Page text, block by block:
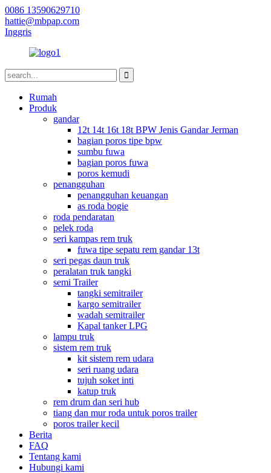
0086 13590629710
hattie@mbpap.com
Inggris
Rumah
Produk
gandar
12t 14t 16t 18t BPW Jenis Gandar Jerman
bagian poros tipe bpw
sumbu fuwa
bagian poros fuwa
poros kemudi
penangguhan
penangguhan keuangan
as roda bogie
roda pendaratan
pelek roda
seri kampas rem truk
fuwa tipe sepatu rem gandar 13t
seri pegas daun truk
peralatan truk tangki
semi Trailer
tangki semitrailer
kargo semitrailer
wadah semitrailer
Kapal tanker LPG
lampu truk
sistem rem truk
kit sistem rem udara
seri ruang udara
tujuh soket inti
katup truk
rem drum dan seri hub
tiang dan mur roda untuk poros trailer
poros trailer kecil
Berita
FAQ
Tentang kami
Hubungi kami